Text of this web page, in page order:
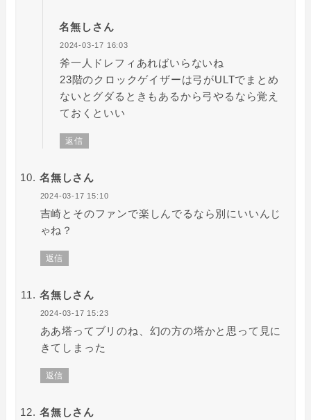
名無しさん
2024-03-17 16:03
斧一人ドレフィあればいらないね
23階のクロックゲイザーは弓がULTでまとめ
ないとグダるときもあるから弓やるなら覚え
ておくといい
返信
名無しさん
2024-03-17 15:10
吉崎とそのファンで楽しんでるなら別にいいんじ
ゃね？
返信
名無しさん
2024-03-17 15:23
ああ塔ってブリのね、幻の方の塔かと思って見に
きてしまった
返信
名無しさん